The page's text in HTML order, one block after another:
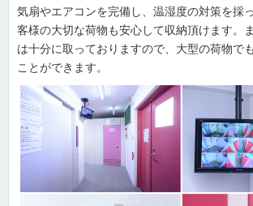
気扇やエアコンを完備し、温湿度の対策を採
客様の大切な荷物も安心して収納頂けます。
は十分に取っておりますので、大型の荷物で
ことができます。